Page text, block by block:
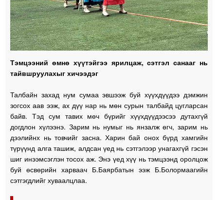
Тэмцээний өмнө хүүтэйгээ ярилцаж, сэтгэл санааг нь
тайвшруулахыг хичээдэг
Талбайн захад нум сумаа эвшээж буй хүүхдүүдээ дэмжин
зогсох аав ээж, ах дүү нар нь мөн сурын талбайд цугларсан
байв. Тэд сум тавих мөч бүрийг хүүхдүүдээсээ дутахгүй
догдлон хүлээнэ. Зарим нь нумыг нь янзалж өгч, зарим нь
дээлийнх нь товчийг засна. Харин бай онох бүрд хамгийн
түрүүнд алга ташиж, алдсан үед нь сэтгэлээр унагахгүй гэсэн
шиг инээмсэглэн тосох аж. Энэ үед хүү нь тэмцээнд оролцож
буй өсвөрийн харваач Б.Баярбатын ээж Б.Болормаагийн
сэтгэгдлийг хуваалцлаа.